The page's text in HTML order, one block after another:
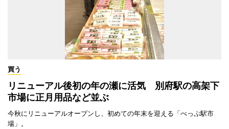
買う
リニューアル後初の年の瀬に活気 別府駅の高架下
市場に正月用品など並ぶ
今秋にリニューアルオープンし、初めての年末を迎える「べっぷ駅市
場」。